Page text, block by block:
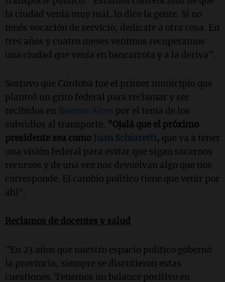
la ciudad venía muy mal, lo dice la gente. Si no
tenés vocación de servicio, dedicate a otra cosa. En
tres años y cuatro meses venimos recuperamos
una ciudad que venía en bancarrota y a la deriva".
Sostuvo que Córdoba fue el primer municipio que
planteó un grito federal para reclamar y ser
recibidos en Buenos Aires por el tema de los
subsidios al transporte. "Ojalá que el próximo
presidente sea como Juan Schiaretti, que va a tener
una visión federal para evitar que sigan sacarnos
recursos y de una vez nos devuelvan algo que nos
corresponde. El cambio político tiene que venir por
ahí".
Reclamos de docentes y salud
"En 23 años que nuestro espacio político gobernó
la provincia, siempre se discutieron estas
cuestiones. Tenemos un balance positivo en